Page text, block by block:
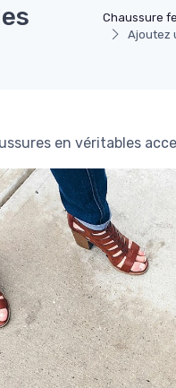
Chaussure
Ajoutez
en véritables